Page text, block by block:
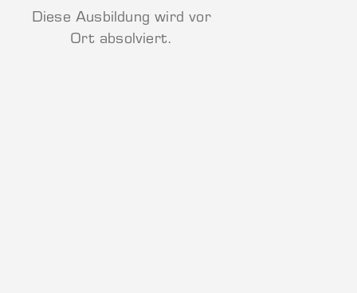
Diese Ausbildung wird vor
Ort absolviert.